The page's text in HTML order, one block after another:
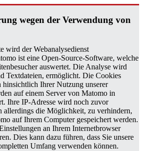
wegen der Ver­wen­dung von
wird der Webanalysedienst
ist eine Open-Source-Software, welche
auswertet. Die Analyse wird
Textdateien, ermöglicht. Die Cookies
hinsichtlich Ihrer Nutzung unserer
auf einem Server von Matomo in
Ihre IP-Adresse wird noch zuvor
allerdings die Möglichkeit, zu verhindern,
auf Ihrem Computer gespeichert werden.
an Ihrem Internetbrowser
Dies kann dazu führen, dass Sie unsere
Umfang verwenden können.